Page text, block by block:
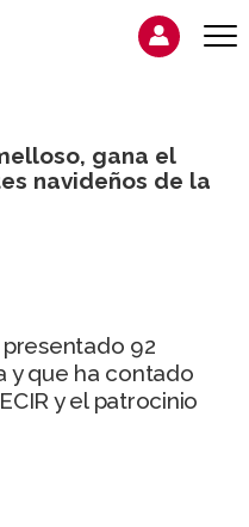
gana el
navideños de la
presentado 92
y que ha contado
y el patrocinio